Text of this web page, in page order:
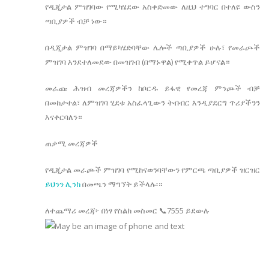
የዲጂታል ምዝገባው የሚካሄደው አስቀድመው ለዚህ ተግባር በተለዩ ውስን
ጣቢያዎች ብቻ ነው።
በዲጂታል ምዝገባ በማይካሄድባቸው ሌሎች ጣቢያዎች ሁሉ፣ የመራጮች
ምዝገባ እንደተለመደው በመዝገብ (በማኑዋል) የሚቀጥል ይሆናል።
መራጩ ሕዝብ መረጃዎችን ከቦርዱ ይፋዊ የመረጃ ምንጮች ብቻ
በመከታተል፣ ለምዝገባ ሂደቱ አስፈላጊውን ትብብር እንዲያደርግ ጥሪያችንን
እናቀርባለን።
ጠቃሚ መረጃዎች
የዲጂታል መራጮች ምዝገባ የሚከናወንባቸውን የምርጫ ጣቢያዎች ዝርዝር
ይህንን ሊንክበመጫን ማግኘት ይችላሉ፡።
ለተጨማሪ መረጃ፦ በነፃ የስልክ መስመር 📞7555 ይደውሉ